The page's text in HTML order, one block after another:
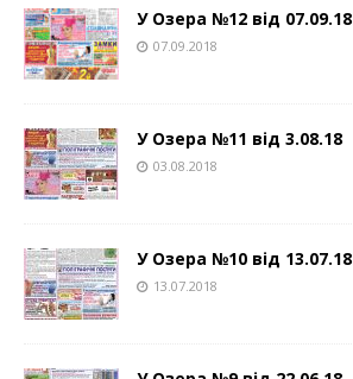
У Озера №12 від 07.09.18
07.09.2018
У Озера №11 від 3.08.18
03.08.2018
У Озера №10 від 13.07.18
13.07.2018